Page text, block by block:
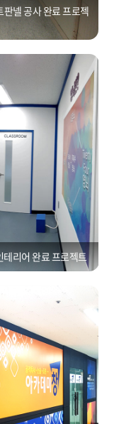
넬 공사 완료 프로젝
어
리어 완료 프로젝트